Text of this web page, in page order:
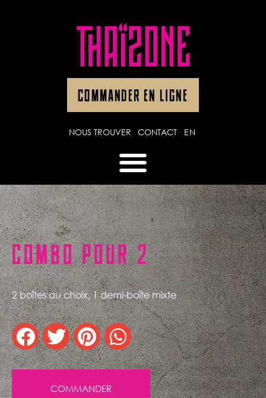
COMMANDER EN LIGNE
NOUS TROUVER CONTACT EN
COMBO POUR 2
2 boîtes au choix, 1 demi-boîte mixte
COMMANDER